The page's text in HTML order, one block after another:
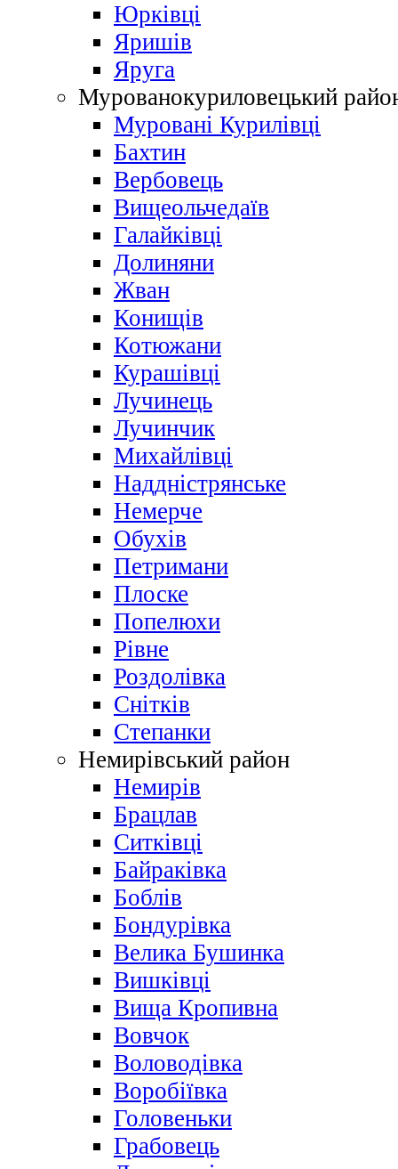
Юрківці
Яришів
Яруга
Мурованокуриловецький
Муровані Курилівці
Бахтин
Вербовець
Вищеольчедаїв
Галайківці
Долиняни
Жван
Конищів
Котюжани
Курашівці
Лучинець
Лучинчик
Михайлівці
Наддністрянське
Немерче
Обухів
Петримани
Плоске
Попелюхи
Рівне
Роздолівка
Снітків
Степанки
Немирівський район
Немирів
Брацлав
Ситківці
Байраківка
Боблів
Бондурівка
Велика Бушинка
Вишківці
Вища Кропивна
Вовчок
Воловодівка
Воробіївка
Головеньки
Грабовець